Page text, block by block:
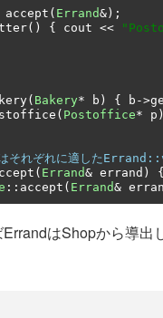
accept ( Errand&);
() { cout <<
( Bakery* b ) { b ->
( Postoffice* p )
れぞれに適した
( Errand& errand ) {
:: accept ( Errand&
はShopから導出